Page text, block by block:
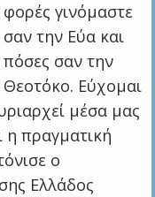
φορές γινόμαστε
σαν την Εύα και
πόσες σαν την
Θεοτόκο. Εύχομαι
μέσα μας
η πραγματική
ο
Ελλάδος